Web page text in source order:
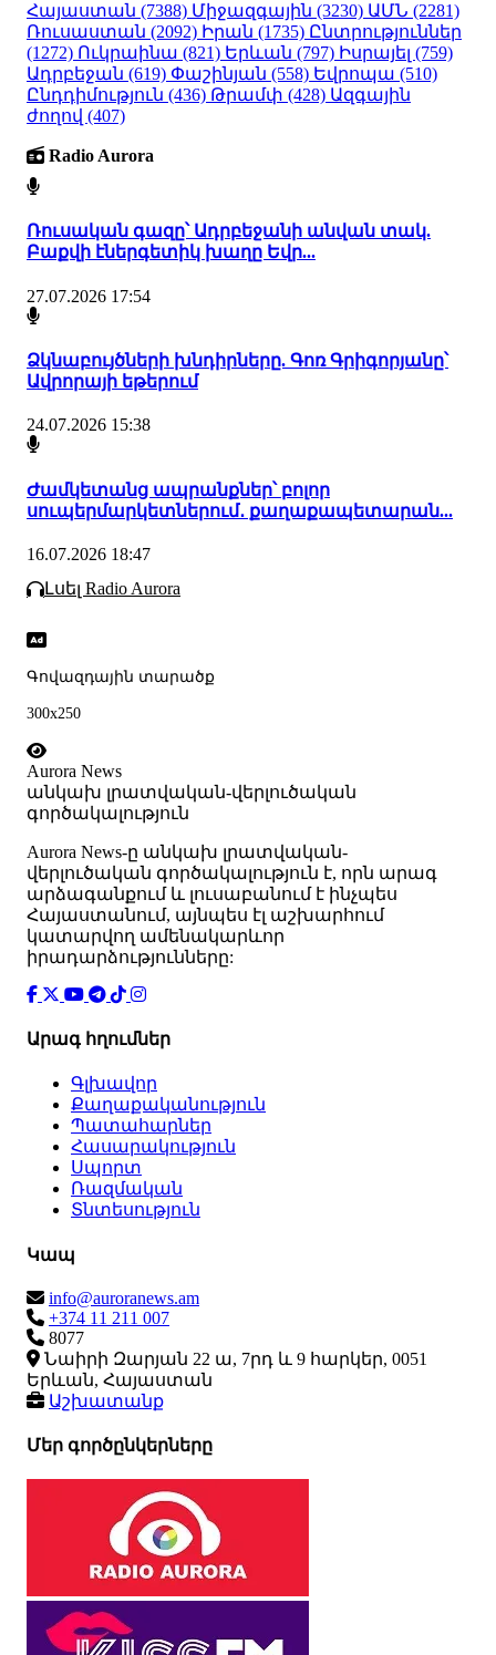
Հայաստան (7388) Միջազգային (3230) ԱՄՆ (2281)
Ռուսաստան (2092) Իրան (1735) Ընտրություններ
(1272) Ուկրաինա (821) Երևան (797) Իսրայել (759)
Ադրբեջան (619) Փաշինյան (558) Եվրոպա (510)
Ընդդիմություն (436) Թրամփ (428) Ազգային
ժողով (407)
Radio Aurora
Ռուսական գազը՝ Ադրբեջանի անվան տակ.
Բաքվի էներգետիկ խաղը Եվր...
27.07.2026 17:54
Ձկնաբույծների խնդիրները. Գոռ Գրիգորյանը՝
Ավրորայի եթերում
24.07.2026 15:38
Ժամկետանց ապրանքներ՝ բոլոր
սուպերմարկետներում․ քաղաքապետարան...
16.07.2026 18:47
Լսել Radio Aurora
Գովազդային տարածք
300x250
Aurora News
անկախ լրատվական-վերլուծական
գործակալություն
Аurora News-ը անկախ լրատվական-
վերլուծական գործակալություն է, որն արագ
արձագանքում և լուսաբանում է ինչպես
Հայաստանում, այնպես էլ աշխարհում
կատարվող ամենակարևոր
իրադարձությունները:
Արագ հղումներ
Գլխավոր
Քաղաքականություն
Պատահարներ
Հասարակություն
Սպորտ
Ռազմական
Տնտեսություն
Կապ
info@auroranews.am
+374 11 211 007
8077
Նաիրի Զարյան 22 ա, 7րդ և 9 հարկեր, 0051
Երևան, Հայաստան
Աշխատանք
Մեր գործընկերները